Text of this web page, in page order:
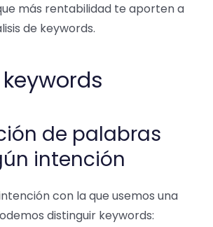
más rentabilidad te aporten a
de keywords.
de palabras
intención
con la que usemos una
distinguir keywords: